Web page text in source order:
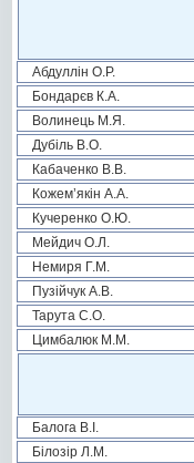
Абдуллін О.Р.
Бондарєв К.А.
Волинець М.Я.
Дубіль В.О.
Кабаченко В.В.
Кожем’якін А.А.
Кучеренко О.Ю.
Мейдич О.Л.
Немиря Г.М.
Пузійчук А.В.
Тарута С.О.
Цимбалюк М.М.
Балога В.І.
Білозір Л.М.